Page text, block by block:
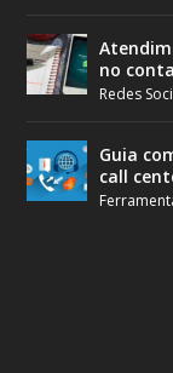
no
Redes
Guia
call